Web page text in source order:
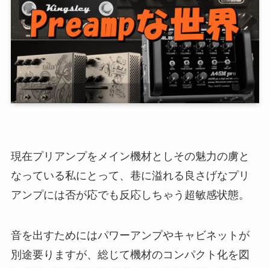
現在プリアンプをメイン機材としその魅力の虜と
なっている私にとって、巷に溢れる良さげなプリ
アンプには否が応でも反応しちゃう超敏感状態。
音を出すためにはパワーアンプやキャビネットが
別途要りますが、総じて機材のコンパクト化を図